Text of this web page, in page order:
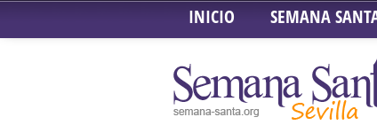
INICIO SEMANA